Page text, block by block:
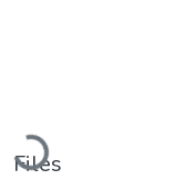
Loading...
Files